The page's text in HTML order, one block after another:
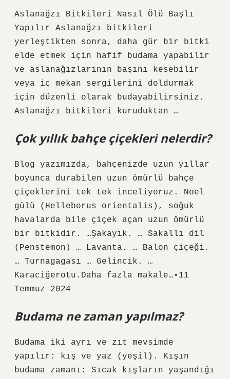
Aslanağzı Bitkileri Nasıl Ölü Başlı
Yapılır Aslanağzı bitkileri
yerleştikten sonra, daha gür bir bitki
elde etmek için hafif budama yapabilir
ve aslanağızlarının başını kesebilir
veya iç mekan sergilerini doldurmak
için düzenli olarak budayabilirsiniz.
Aslanağzı bitkileri kuruduktan …
Çok yıllık bahçe çiçekleri nelerdir?
Blog yazımızda, bahçenizde uzun yıllar
boyunca durabilen uzun ömürlü bahçe
çiçeklerini tek tek inceliyoruz. Noel
gülü (Helleborus orientalis), soğuk
havalarda bile çiçek açan uzun ömürlü
bir bitkidir. …Şakayık. … Sakallı dil
(Penstemon) … Lavanta. … Balon çiçeği.
… Turnagagası … Gelincik. …
Karaciğerotu.Daha fazla makale…•11
Temmuz 2024
Budama ne zaman yapılmaz?
Budama iki ayrı ve zıt mevsimde
yapılır: kış ve yaz (yeşil). Kışın
budama zamanı: Sıcak kışların yaşandığı